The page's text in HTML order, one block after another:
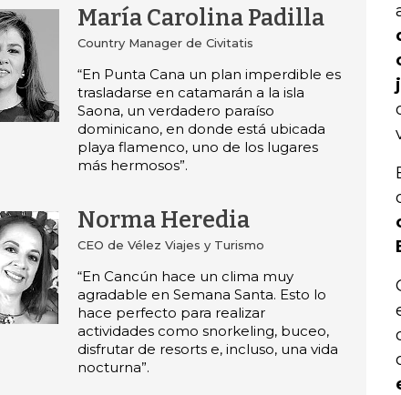
María Carolina Padilla
Country Manager de Civitatis
“En Punta Cana un plan imperdible es
trasladarse en catamarán a la isla
Saona, un verdadero paraíso
dominicano, en donde está ubicada
playa flamenco, uno de los lugares
más hermosos”.
Norma Heredia
CEO de Vélez Viajes y Turismo
“En Cancún hace un clima muy
agradable en Semana Santa. Esto lo
hace perfecto para realizar
actividades como snorkeling, buceo,
disfrutar de resorts e, incluso, una vida
nocturna”.